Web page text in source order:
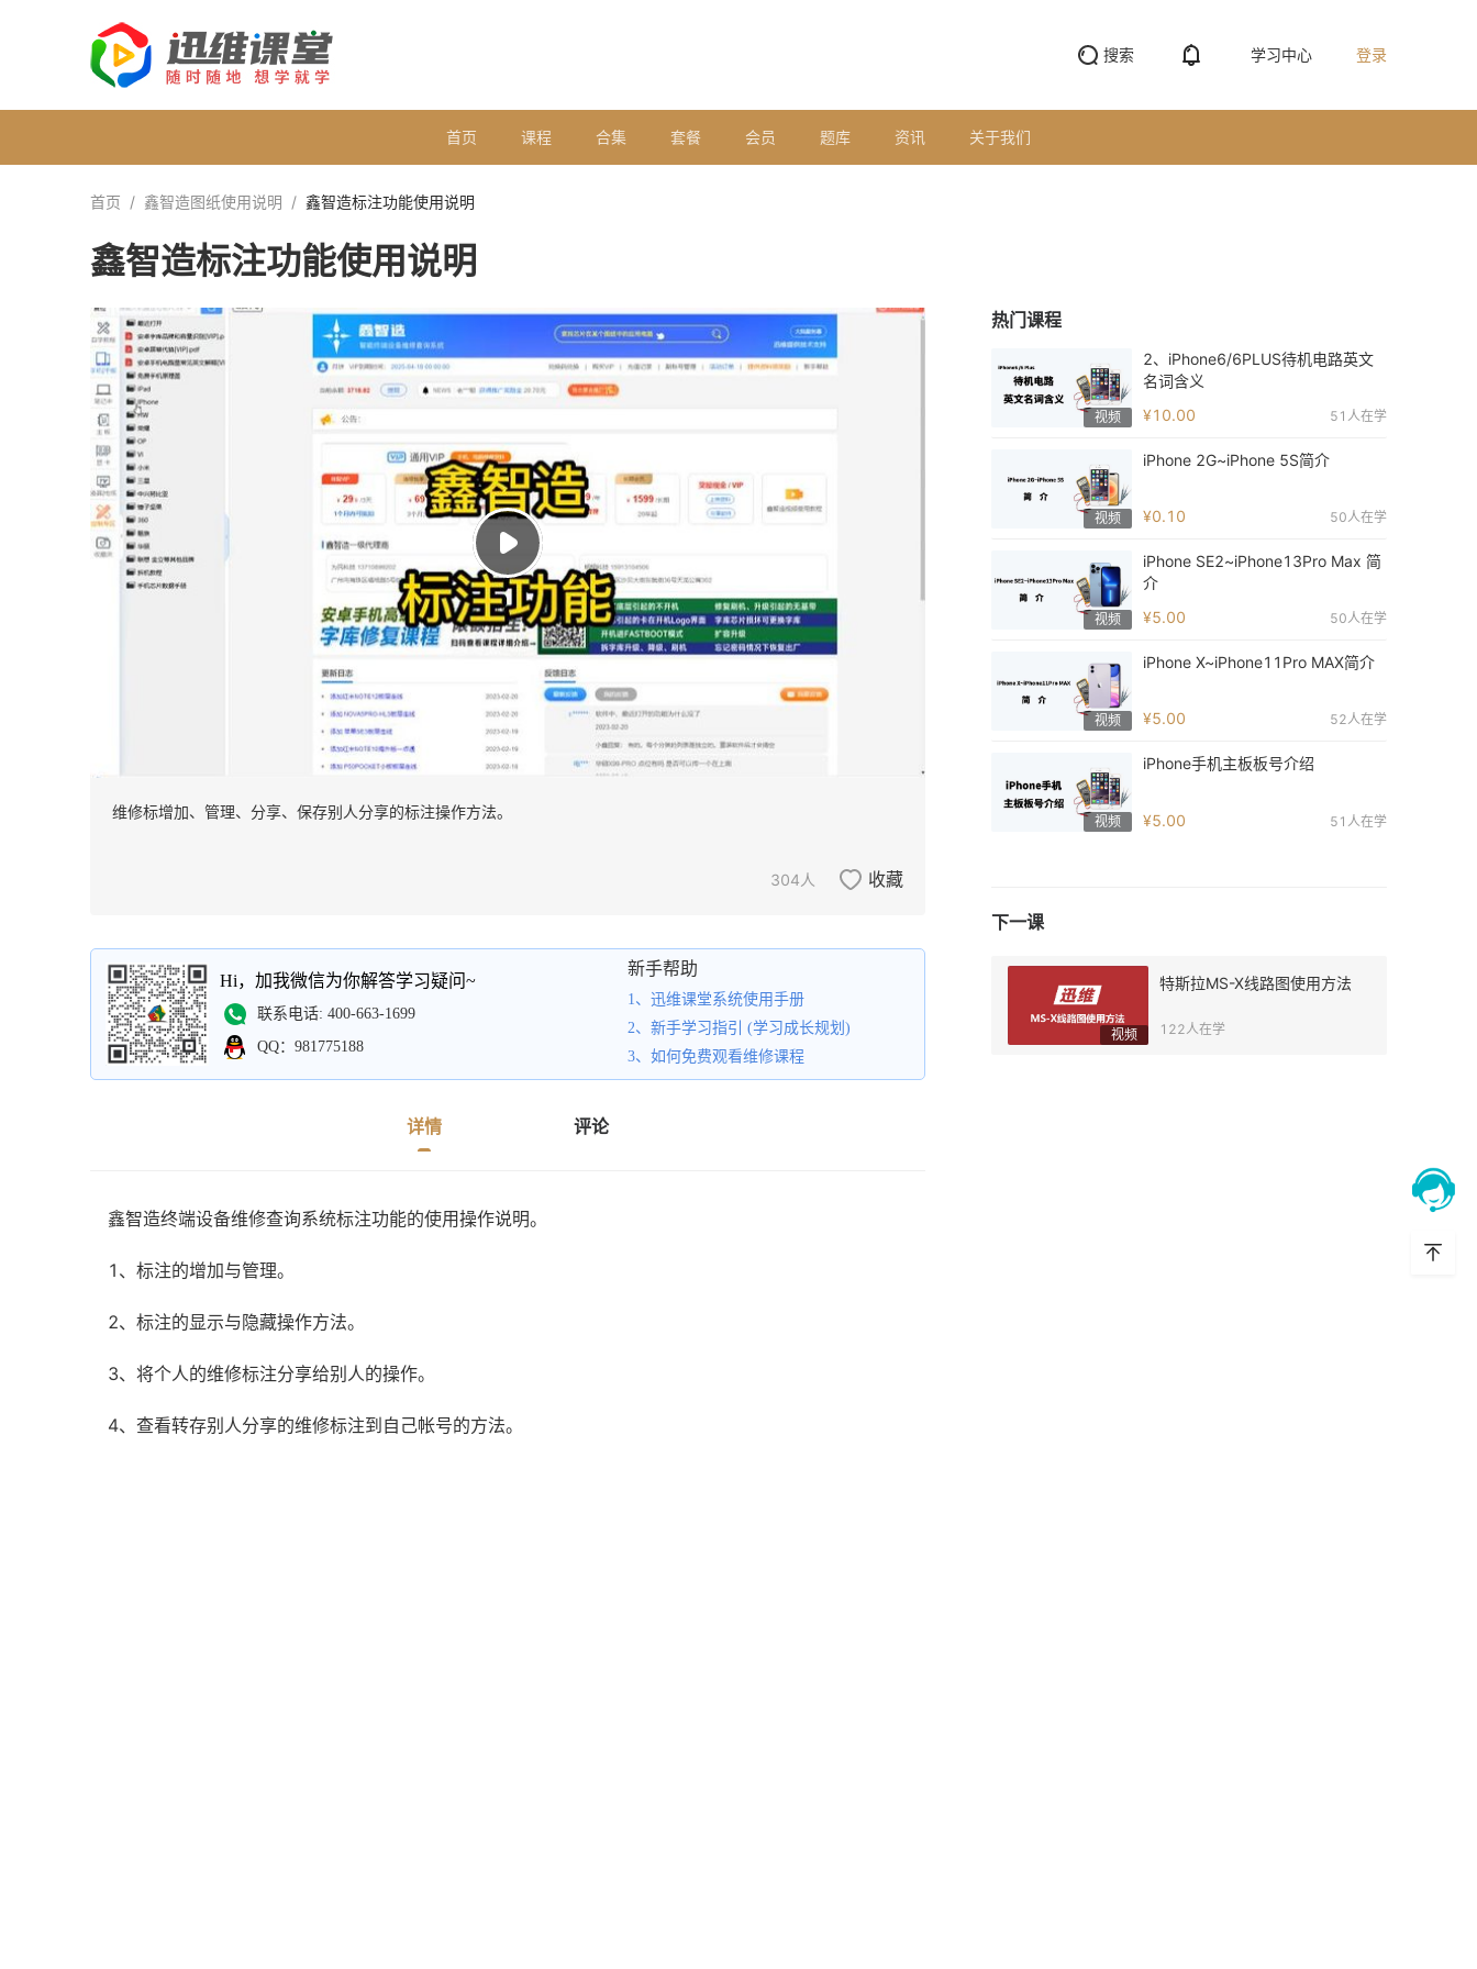
搜索 学习中心 登录
首页 课程 合集 套餐 会员 题库 资讯 关于我们
首页 / 鑫智造图纸使用说明 / 鑫智造标注功能使用说明
鑫智造标注功能使用说明
维修标增加、管理、分享、保存别人分享的标注操作方法。
304 人 收藏
Hi，加我微信为你解答学习疑问~
联系电话: 400-663-1699
QQ：981775188
新手帮助
1、迅维课堂系统使用手册
2、新手学习指引 (学习成长规划)
3、如何免费观看维修课程
详情 评论
鑫智造终端设备维修查询系统标注功能的使用操作说明。
1、标注的增加与管理。
2、标注的显示与隐藏操作方法。
3、将个人的维修标注分享给别人的操作。
4、查看转存别人分享的维修标注到自己帐号的方法。
热门课程
视频
2、iPhone6/6PLUS待机电路英文
名词含义
¥10.00
51 人在学
视频
iPhone 2G~iPhone 5S简介
¥0.10 50人在学
视频
iPhone SE2~iPhone13Pro Max 简
介
¥5.00
50人在学
视频
iPhone X~iPhone11Pro MAX简介
¥5.00 52人在学
视频
iPhone手机主板板号介绍
¥5.00 51 人在学
下一课
视频
特斯拉MS-X线路图使用方法
122人在学